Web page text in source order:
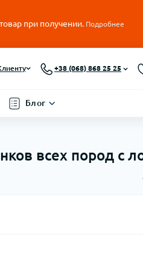
при получении. Подробнее
+38 (068) 868 25 25
Блог
всех пород с